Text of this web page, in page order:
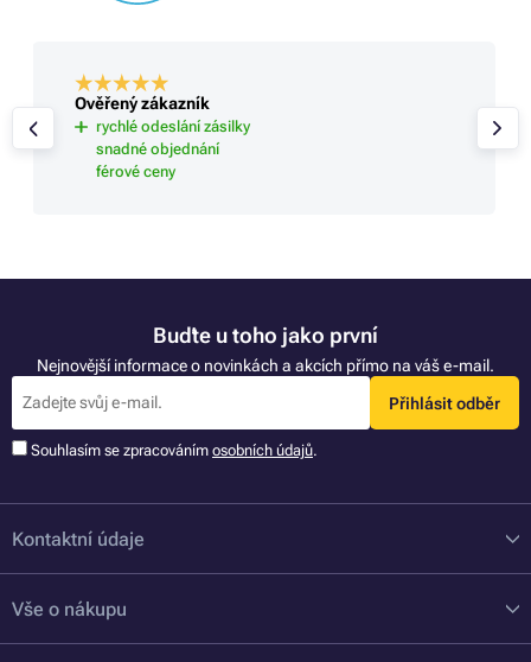
Ověřený zákazník
rychlé odeslání zásilky
snadné objednání
férové ceny
Buďte u toho jako první
Nejnovější informace o novinkách a akcích přímo na váš e-mail.
Přihlásit odběr
Souhlasím se zpracováním osobních údajů.
Kontaktní údaje
Vše o nákupu